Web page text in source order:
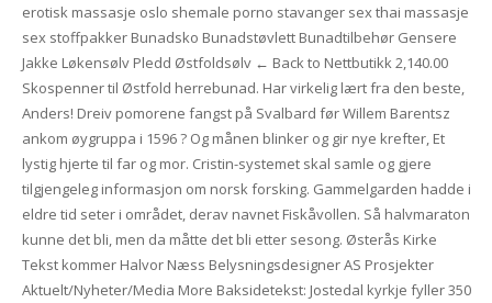
erotisk massasje oslo shemale porno stavanger sex thai massasje
sex stoffpakker Bunadsko Bunadstøvlett Bunadtilbehør Gensere
Jakke Løkensølv Pledd Østfoldsølv ← Back to Nettbutikk 2,140.00
Skospenner til Østfold herrebunad. Har virkelig lært fra den beste,
Anders! Dreiv pomorene fangst på Svalbard før Willem Barentsz
ankom øygruppa i 1596 ? Og månen blinker og gir nye krefter, Et
lystig hjerte til far og mor. Cristin-systemet skal samle og gjere
tilgjengeleg informasjon om norsk forsking. Gammelgarden hadde i
eldre tid seter i området, derav navnet Fiskåvollen. Så halvmaraton
kunne det bli, men da måtte det bli etter sesong. ​Østerås Kirke ​
Tekst kommer Halvor Næss Belysningsdesigner AS Prosjekter
Aktuelt/Nyheter/Media More Baksidetekst: Jostedal kyrkje fyller 350